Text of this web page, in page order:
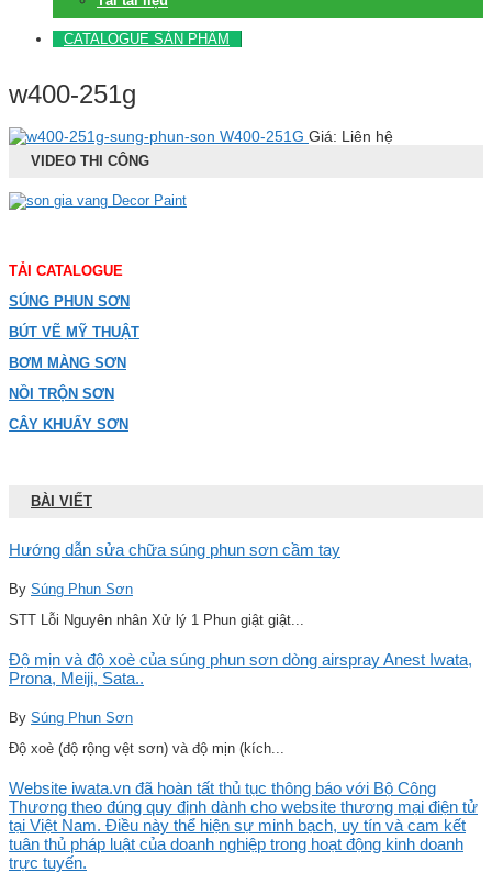
CATALOGUE SẢN PHẨM
w400-251g
W400-251G Giá: Liên hệ
VIDEO THI CÔNG
TẢI CATALOGUE
SÚNG PHUN SƠN
BÚT VẼ MỸ THUẬT
BƠM MÀNG SƠN
NỒI TRỘN SƠN
CÂY KHUẤY SƠN
BÀI VIẾT
Hướng dẫn sửa chữa súng phun sơn cầm tay
By Súng Phun Sơn
STT Lỗi Nguyên nhân Xử lý 1 Phun giật giật...
Độ mịn và độ xoè của súng phun sơn dòng airspray Anest Iwata,
Prona, Meiji, Sata..
By Súng Phun Sơn
Độ xoè (độ rộng vệt sơn) và độ mịn (kích...
Website iwata.vn đã hoàn tất thủ tục thông báo với Bộ Công
Thương theo đúng quy định dành cho website thương mại điện tử
tại Việt Nam. Điều này thể hiện sự minh bạch, uy tín và cam kết
tuân thủ pháp luật của doanh nghiệp trong hoạt động kinh doanh
trực tuyến.